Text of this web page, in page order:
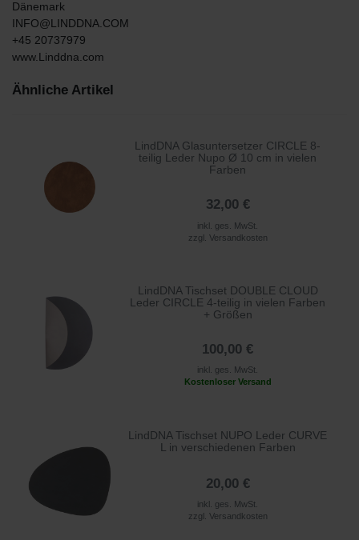
Dänemark
INFO@LINDDNA.COM
+45 20737979
www.Linddna.com
Ähnliche Artikel
LindDNA Glasuntersetzer CIRCLE 8-
teilig Leder Nupo Ø 10 cm in vielen
Farben
32,00 €
inkl. ges. MwSt.
zzgl. Versandkosten
LindDNA Tischset DOUBLE CLOUD
Leder CIRCLE 4-teilig in vielen Farben
+ Größen
100,00 €
inkl. ges. MwSt.
Kostenloser Versand
LindDNA Tischset NUPO Leder CURVE
L in verschiedenen Farben
20,00 €
inkl. ges. MwSt.
zzgl. Versandkosten